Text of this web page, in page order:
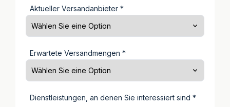
Aktueller Versandanbieter *
Erwartete Versandmengen *
Dienstleistungen, an denen Sie interessiert sind *